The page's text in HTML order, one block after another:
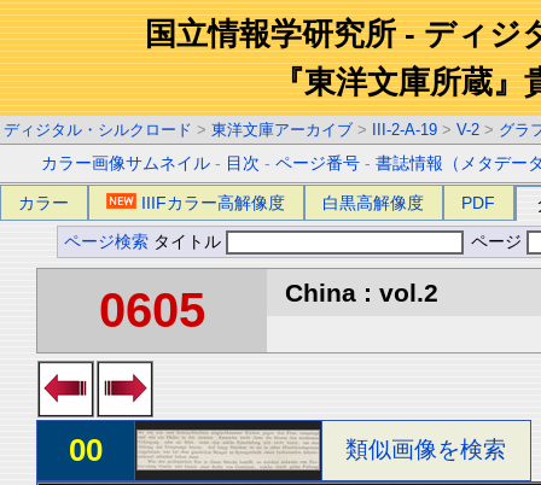
国立情報学研究所 - ディジ
『東洋文庫所蔵』
ディジタル・シルクロード > 東洋文庫アーカイブ > III-2-A-19 > V-2 > グラ
カラー画像サムネイル - 目次 -ページ番号 -書誌情報（メタデー
カラー IIIFカラー高解像度 白黒高解像度 PDF
ページ検索 タイトル ページ
0605 China : vol.2
00 類似画像を検索